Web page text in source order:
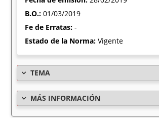
B.O.:01/03/2019
Fe de Erratas:-
Estado de la Norma:Vigente
TEMA
MÁS INFORMACIÓN